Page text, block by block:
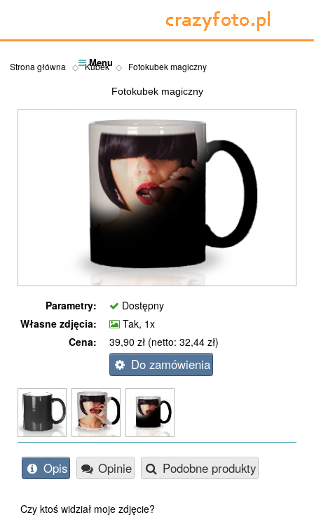
Menu
Strona główna Kubek Fotokubek magiczny
Fotokubek magiczny
Parametry:
Dostępny
Własne zdjęcia:
Tak, 1x
Cena:
39,90 zł (netto: 32,44 zł)
Do zamówienia
Opis Opinie Podobne produkty
Czy ktoś widział moje zdjęcie?